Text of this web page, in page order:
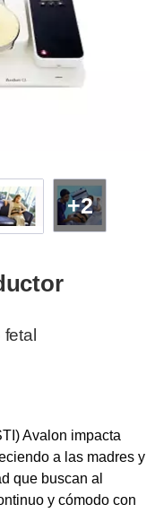
+2
Avalon impacta
a las madres y
que buscan al
y cómodo con